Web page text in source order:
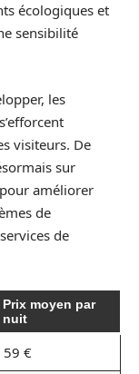
écologiques et
sensibilité
les
visiteurs. De
sur
améliorer
de
de
Prix moyen par
nuit
59 €